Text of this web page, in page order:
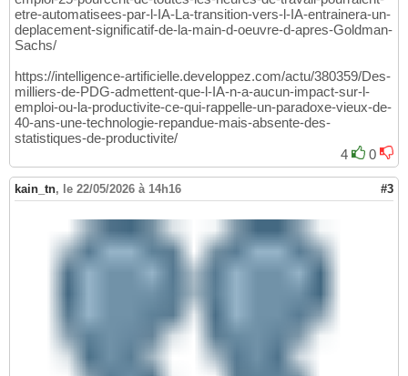
etre-automatisees-par-l-IA-La-transition-vers-l-IA-entrainera-un-
deplacement-significatif-de-la-main-d-oeuvre-d-apres-Goldman-
Sachs/
https://intelligence-artificielle.developpez.com/actu/380359/Des-
milliers-de-PDG-admettent-que-l-IA-n-a-aucun-impact-sur-l-
emploi-ou-la-productivite-ce-qui-rappelle-un-paradoxe-vieux-de-
40-ans-une-technologie-repandue-mais-absente-des-
statistiques-de-productivite/
4
0
kain_tn, le 22/05/2026 à 14h16 #3